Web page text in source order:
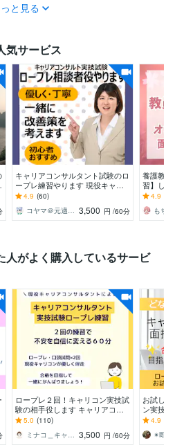
と見る
気サービス
キャリアコンサルタント試験のロ
ープレ練習やります 現役キャリ
コンから学べる実技面接試験の勉
強法を教えます！
4.9 (60)
3,500 円 /60分
養護教
習】し
からの
4.9
人がよく購入しているサービ
ロープレ２回！キャリコン実技試
験の相手役します キャリアコン
サルタント試験合格目指して一緒
5.0 (110)
3,500 円 /60分
お試し
ン実技
数！一
しょう
4.9